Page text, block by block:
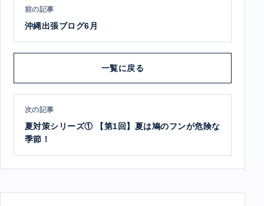
前の記事
沖縄出張ブログ6月
一覧に戻る
次の記事
夏対策シリーズ① 【第1回】夏は鳩のフンが危険な
季節！